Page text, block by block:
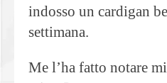
indosso un cardigan
settimana.
Me l’ha fatto notare